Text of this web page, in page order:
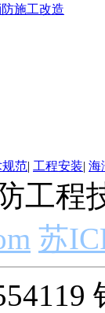
施工改造
范| 工程安装| 海
工程
苏